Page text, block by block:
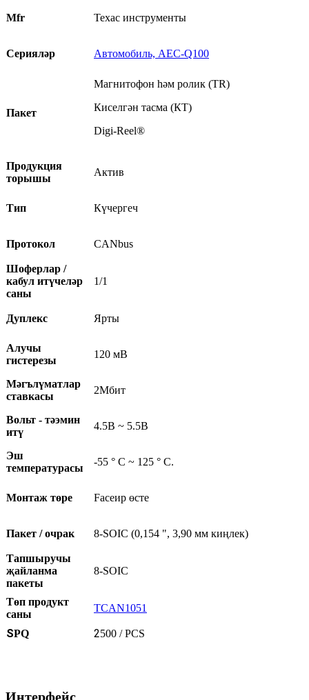
Mfr Техас инструменты
Серияләр Автомобиль, AEC-Q100
Пакет
Магнитофон һәм ролик (TR)
Киселгән тасма (КТ)
Digi-Reel®
Продукция
торышы
Актив
Тип Күчергеч
Протокол CANbus
Шоферлар /
кабул итүчеләр
саны
1/1
Дуплекс Ярты
Алучы
гистерезы
120 мВ
Мәгълүматлар
ставкасы
2Мбит
Вольт - тәэмин
итү
4.5В ~ 5.5В
Эш
температурасы
-55 ° C ~ 125 ° C.
Монтаж төре Faceир өсте
Пакет / очрак 8-SOIC (0,154 ", 3,90 мм киңлек)
Тапшыручы
җайланма
пакеты
8-SOIC
Төп продукт
саны
TCAN1051
SPQ 2500 / PCS
Интерфейс